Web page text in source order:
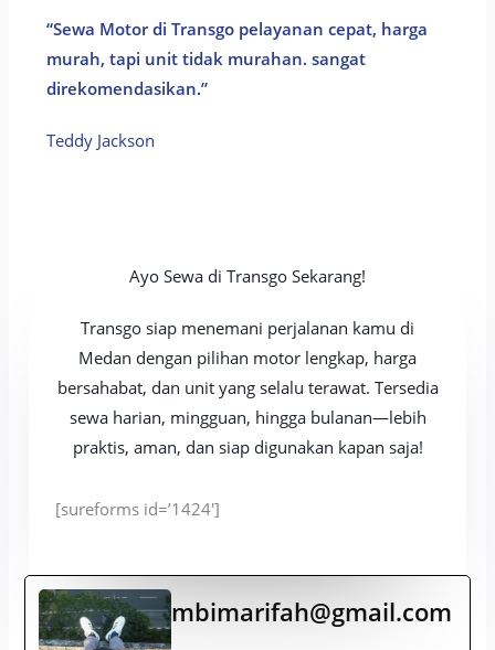
“Sewa Motor di Transgo pelayanan cepat, harga
murah, tapi unit tidak murahan. sangat
direkomendasikan.”
Teddy Jackson​
Ayo Sewa di Transgo Sekarang!
Transgo siap menemani perjalanan kamu di
Medan dengan pilihan motor lengkap, harga
bersahabat, dan unit yang selalu terawat. Tersedia
sewa harian, mingguan, hingga bulanan—lebih
praktis, aman, dan siap digunakan kapan saja!
[sureforms id=’1424′]
mbimarifah@gmail.com